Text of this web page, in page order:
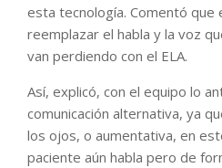
esta tecnología. Comentó
reemplazar el habla y la voz
van perdiendo con el ELA.
Así, explicó, con el equipo lo
comunicación alternativa, ya
los ojos, o aumentativa, en
paciente aún habla pero de